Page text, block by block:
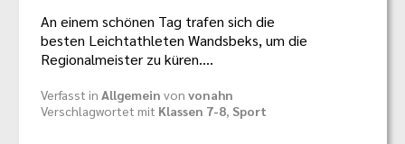
An einem schönen Tag trafen sich die
besten Leichtathleten Wandsbeks, um die
Regionalmeister zu küren.…
Verfasst in Allgemein von vonahn
Verschlagwortet mit Klassen 7-8, Sport